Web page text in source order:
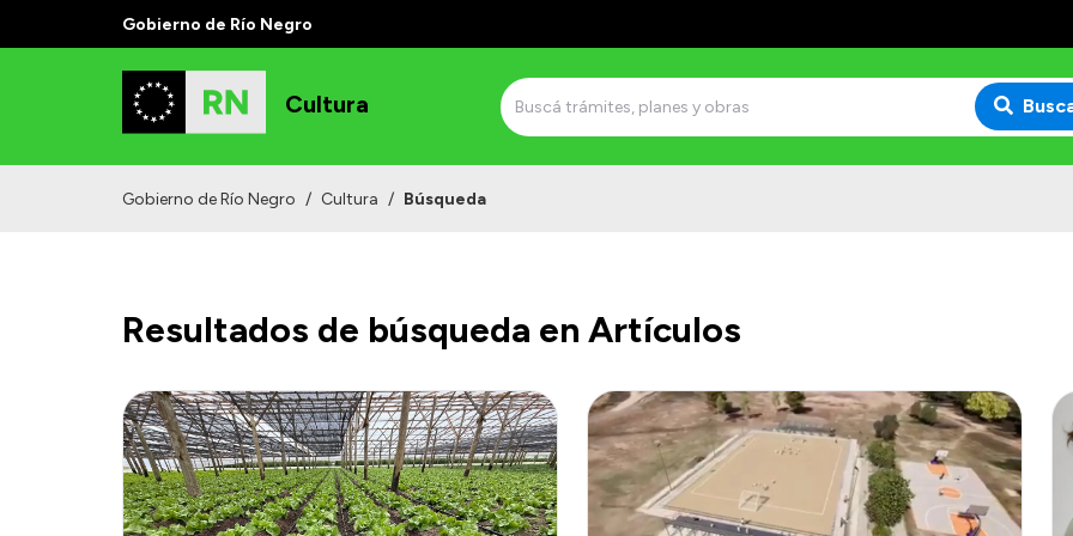
Gobierno de Río Negro
Cultura
Gobierno de Río Negro / Cultura / Búsqueda
Resultados de búsqueda en Artículos